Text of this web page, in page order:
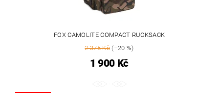
FOX CAMOLITE COMPACT RUCKSACK
2 375 Kč (–20 %)
1 900 Kč